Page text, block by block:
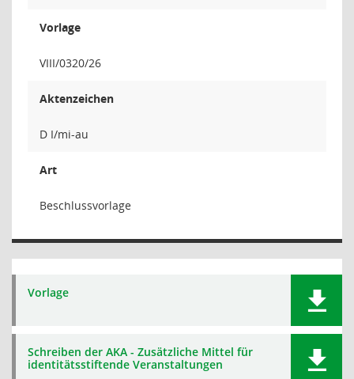
Vorlage
VIII/0320/26
Aktenzeichen
D I/mi-au
Art
Beschlussvorlage
Vorlage
Schreiben der AKA - Zusätzliche Mittel für
identitätsstiftende Veranstaltungen